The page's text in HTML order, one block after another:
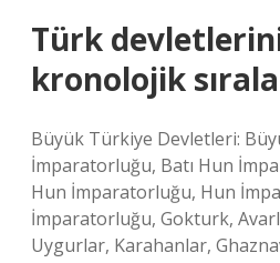
Türk
kronolojik
Büyük Türkiye Devletleri:
İmparatorluğu, Batı Hun
Hun İmparatorluğu, Hun
İmparatorluğu, Gokturk,
Uygurlar, Karahanlar,